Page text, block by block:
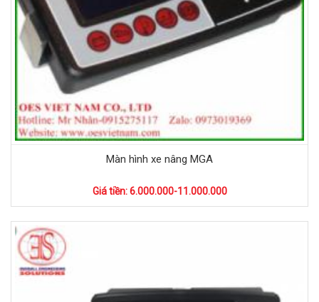
Màn hình xe nâng MGA
Giá tiền: 6.000.000-11.000.000